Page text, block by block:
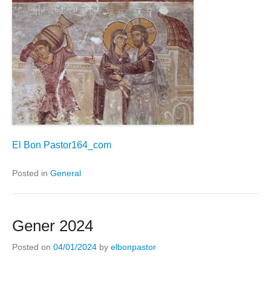
El Bon Pastor164_com
Posted in General
Gener 2024
Posted on 04/01/2024 by elbonpastor